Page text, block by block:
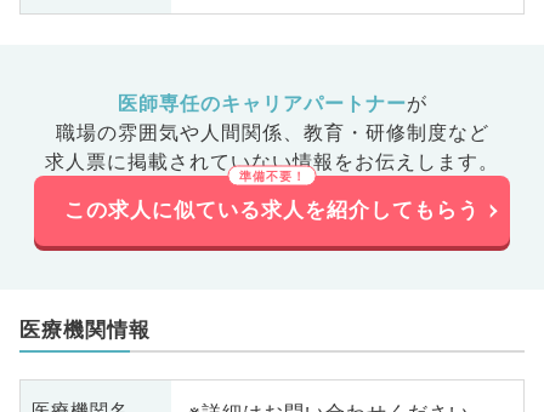
医師専任のキャリアパートナーが
職場の雰囲気や人間関係、 教育・研修制度など
求人票に掲載されていない情報をお伝えします。
この求人に似ている求人を紹介してもらう
医療機関情報